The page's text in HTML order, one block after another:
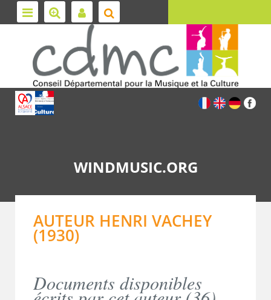
WINDMUSIC.ORG
AUTEUR HENRI VACHEY
(1930)
Documents disponibles